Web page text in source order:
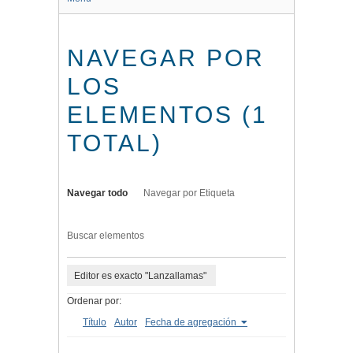
NAVEGAR POR
LOS
ELEMENTOS (1
TOTAL)
Navegar todo Navegar por Etiqueta
Buscar elementos
Editor es exacto "Lanzallamas"
Ordenar por:
Título
Autor Fecha de agregación